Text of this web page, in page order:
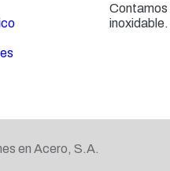
Contamos
inoxidable.
en Acero, S.A.